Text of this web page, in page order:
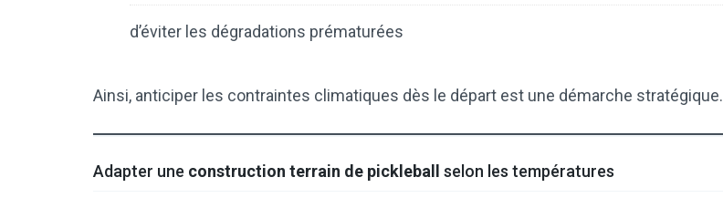
d’éviter les dégradations prématurées
Ainsi, anticiper les contraintes climatiques dès le départ est une démarche stratégique.
Adapter une construction terrain de pickleball selon les températures